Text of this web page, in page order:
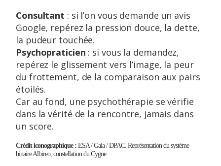
Consultant : si l’on vous demande un avis
Google, repérez la pression douce, la dette,
la pudeur touchée.
Psychopraticien : si vous la demandez,
repérez le glissement vers l’image, la peur
du frottement, de la comparaison aux pairs
étoilés.
Car au fond, une psychothérapie se vérifie
dans la vérité de la rencontre, jamais dans
un score.
Crédit iconographique : ESA / Gaia / DPAC. Représentation du système
binaire Albireo, constellation du Cygne.